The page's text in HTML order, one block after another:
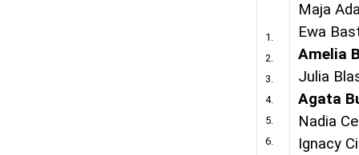
1.
2.
3.
4.
5.
6.
Maja
Ewa
Amelia
Julia
Agata
Nadia
Ignacy